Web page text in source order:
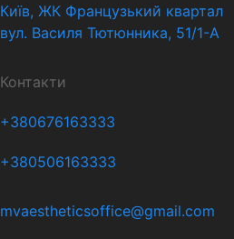
Київ, ЖК Французький квартал
вул. Василя Тютюнника, 51/1-А
Контакти
+380676163333
+380506163333
mvaestheticsoffice@gmail.com